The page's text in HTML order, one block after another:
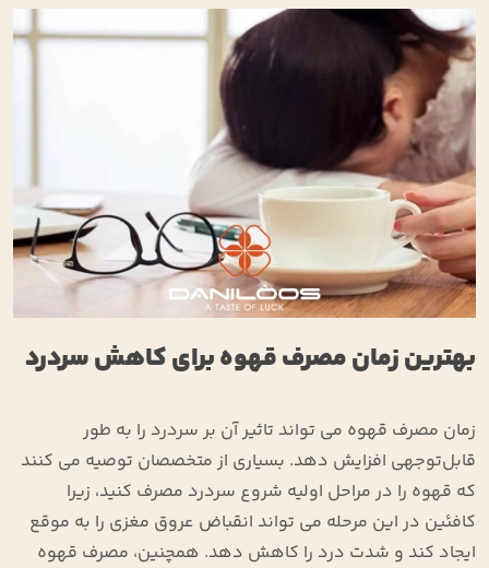
بهترین زمان مصرف قهوه برای کاهش سردرد
زمان مصرف قهوه می ‌تواند تاثیر آن بر سردرد را به ‌طور
قابل‌توجهی افزایش دهد. بسیاری از متخصصان توصیه می ‌کنند
که قهوه را در مراحل اولیه شروع سردرد مصرف کنید، زیرا
کافئین در این مرحله می ‌تواند انقباض عروق مغزی را به موقع
ایجاد کند و شدت درد را کاهش دهد. همچنین، مصرف قهوه